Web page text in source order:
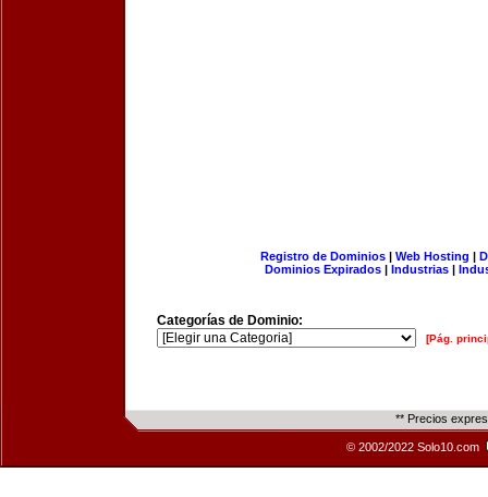
Registro de Dominios| Web Hosting |
Dominios Expirados | Industrias |
Categorías de Dominio:
[Pág.
** Precios
© 2002/2022 Solo10.com